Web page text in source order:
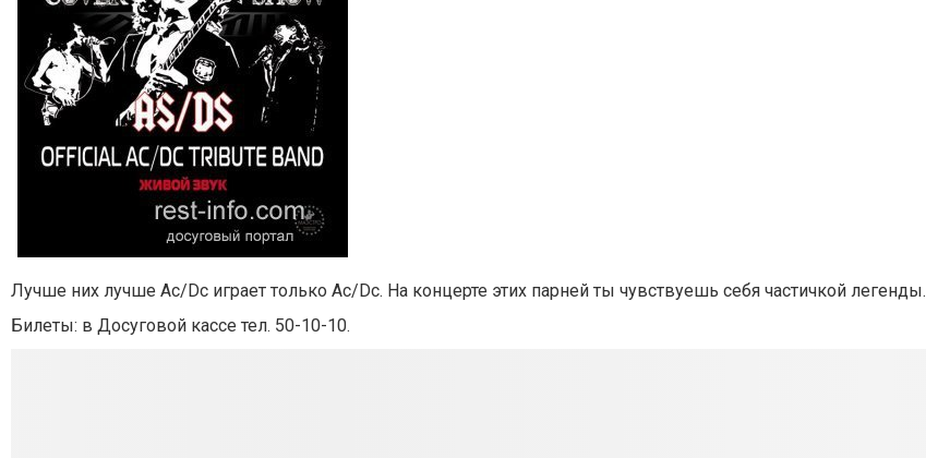
Лучше них лучше Aс/Dс играет только Aс/Dс. На концерте этих парней ты чувствуешь себя частичкой легенды.
Билеты: в Досуговой кассе тел. 50-10-10.